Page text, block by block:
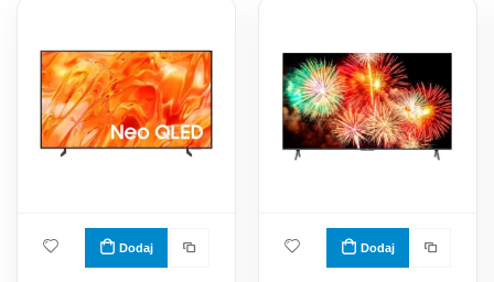
Dodaj Dodaj